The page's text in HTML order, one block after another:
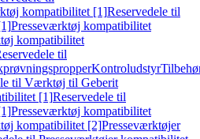
kompatibilitet [1]Reservedele til
Presseværktøj kompatibilitet
kompatibilitet
til
Kontroludstyr
til Værktøj til Geberit
[1]Reservedele til
Presseværktøj kompatibilitet
kompatibilitet [2]Presseværktøjer